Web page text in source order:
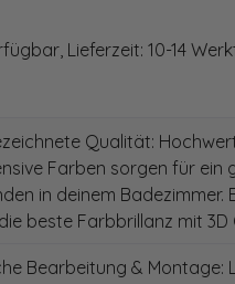
Lieferzeit: 10-14
Qualität:
Farben sorgen für ein
in deinem Badezimmer.
beste Farbbrillanz mit 3D
Bearbeitung & Montage: